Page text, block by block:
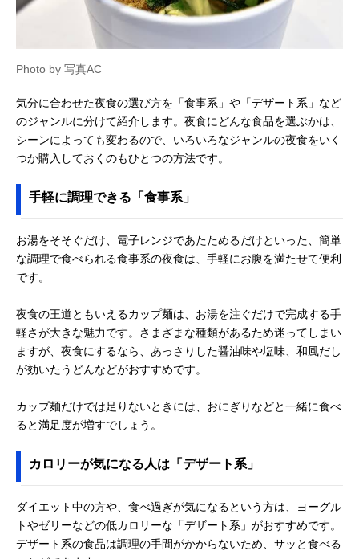
Photo by 写真AC
気分に合わせた夜食の選び方を「食事系」や「デザート系」など
のジャンルに分けて紹介します。夜食にどんな食品を選ぶかは、
シーンによっても変わるので、いろいろなジャンルの夜食をいく
つか購入しておくのもひとつの方法です。
手軽に調理できる「食事系」
お湯をそそぐだけ、電子レンジであたためるだけといった、簡単
な調理で食べられる食事系の夜食は、手軽にお腹を満たせて便利
です。
夜食の王道ともいえるカップ麺は、お湯を注ぐだけで完成する手
軽さが大きな魅力です。さまざまな種類があるため迷ってしまい
ますが、夜食にするなら、あっさりした醤油味や塩味、和風だし
が効いたうどんなどがおすすめです。
カップ麺だけでは足りないときには、おにぎりなどと一緒に食べ
ると満足度が増すでしょう。
カロリーが気になる人は「デザート系」
ダイエット中の方や、食べ過ぎが気になるという方は、ヨーグル
トやゼリーなどの低カロリーな「デザート系」がおすすめです。
デザート系の食品は調理の手間がかからないため、サッと食べる